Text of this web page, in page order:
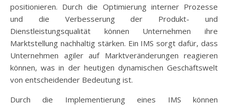
positionieren. Durch die Optimierung interner Prozesse
und die Verbesserung der Produkt- und
Dienstleistungsqualität können Unternehmen ihre
Marktstellung nachhaltig stärken. Ein IMS sorgt dafür, dass
Unternehmen agiler auf Marktveränderungen reagieren
können, was in der heutigen dynamischen Geschäftswelt
von entscheidender Bedeutung ist.
Durch die Implementierung eines IMS können